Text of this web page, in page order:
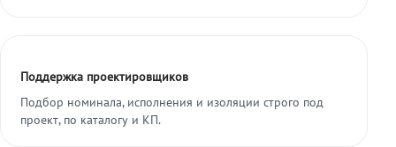
Поддержка проектировщиков
Подбор номинала, исполнения и изоляции строго под
проект, по каталогу и КП.